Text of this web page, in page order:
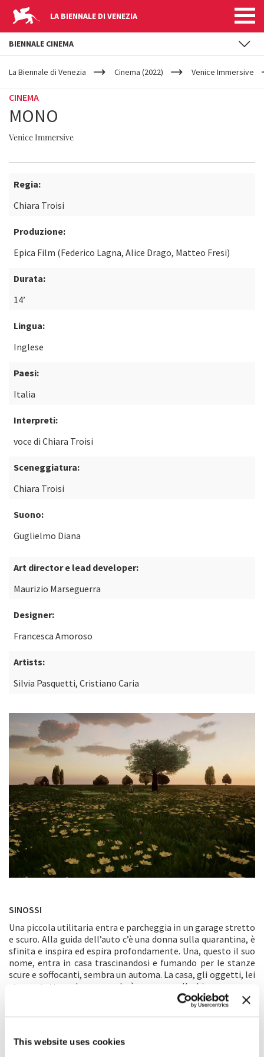
This website uses cookies
LA BIENNALE DI VENEZIA
YOUR
ARE
La Biennale di Venezia Cinema (2022) Venice Immersive
CINEMA
MONO
Venice Immersive
Regia:
Chiara Troisi
Produzione:
Epica Film (Federico Lagna, Alice Drago, Matteo Fresi)
Durata:
14’
Lingua:
Inglese
Paesi:
Italia
Interpreti:
voce di Chiara Troisi
Sceneggiatura:
Chiara Troisi
Suono:
Guglielmo Diana
Art director e lead developer:
Maurizio Marseguerra
Designer:
Francesca Amoroso
Artists:
Silvia Pasquetti, Cristiano Caria
SINOSSI
Una piccola utilitaria entra e parcheggia in un garage stretto
e scuro. Alla guida dell’auto c’è una donna sulla quarantina, è
sfinita e inspira ed espira profondamente. Una, questo il suo
nome, entra in casa trascinandosi e fumando per le stanze
scure e soffocanti, sembra un automa. La casa, gli oggetti, lei
stessa, tutto nel suo mondo è un acquerello bianco e nero,
statico. Una non vuole avere contatti con nessuno, rifiuta
chiamate e messaggi ma allo stesso tempo si sente sola. Ha
giardino. Una è momentaneamente serena. Si ritrova in uno
BIENNALE CINEMA